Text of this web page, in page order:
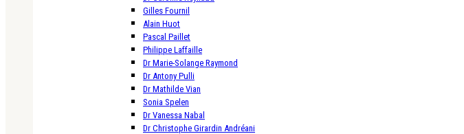
Gilles Fournil
Alain Huot
Pascal Paillet
Philippe Laffaille
Dr Marie-Solange Raymond
Dr Antony Pulli
Dr Mathilde Vian
Sonia Spelen
Dr Vanessa Nabal
Dr Christophe Girardin Andréani